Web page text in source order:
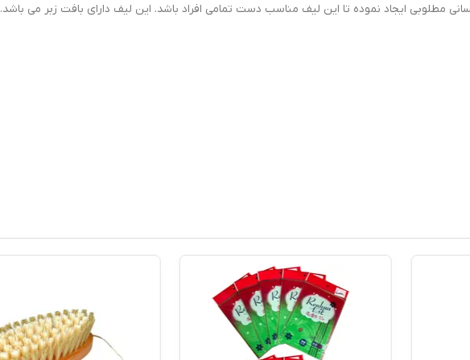
مطلوبی ایجاد نموده تا این لیف مناسب دست تمامی افراد باشد. این لیف دارای بافت زبر می باشد.